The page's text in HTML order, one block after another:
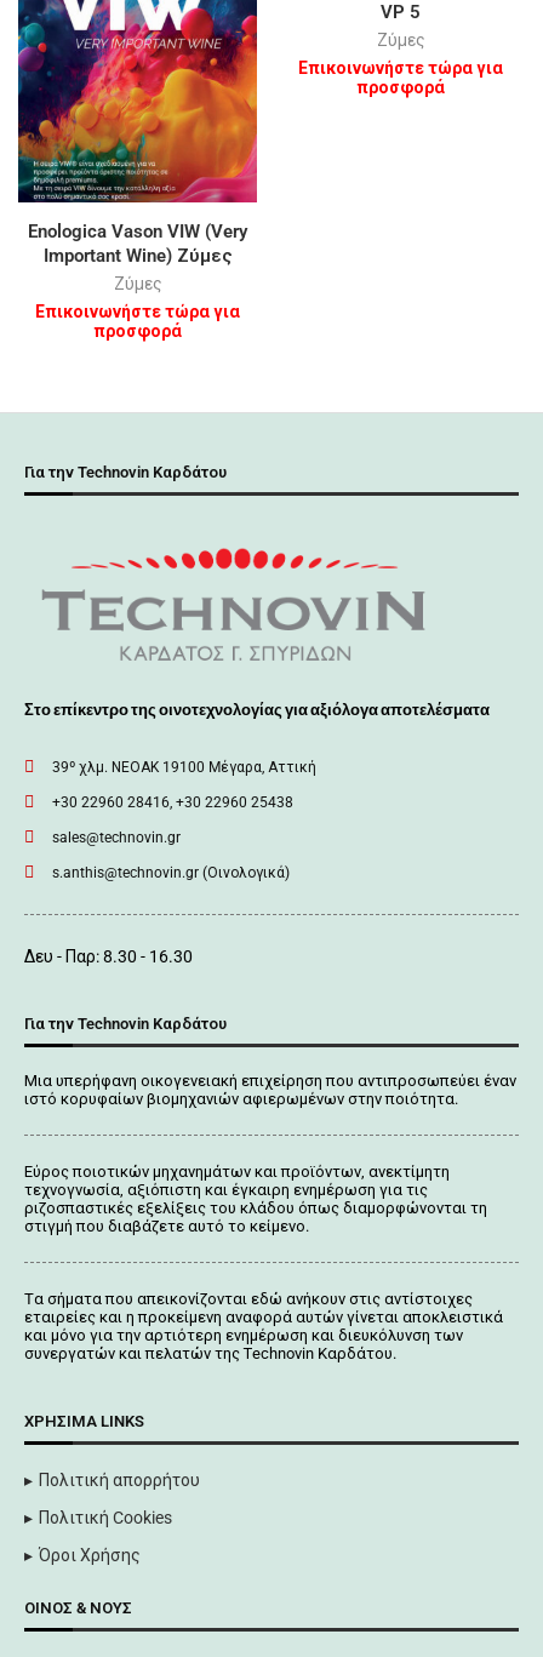
Enologica Vason VIW (Very
Important Wine) Ζύμες
Ζύμες
Επικοινωνήστε τώρα για
προσφορά
VP 5
Ζύμες
Επικοινωνήστε τώρα για
προσφορά
Για την Technovin Καρδάτου
Στο επίκεντρο της οινοτεχνολογίας για αξιόλογα αποτελέσματα
39º χλμ. ΝΕΟΑΚ 19100 Mέγαρα, Αττική
+30 22960 28416, +30 22960 25438
sales@technovin.gr
s.anthis@technovin.gr (Οινολογικά)
Δευ - Παρ: 8.30 - 16.30
Για την Technovin Καρδάτου
Μια υπερήφανη οικογενειακή επιχείρηση που αντιπροσωπεύει έναν
ιστό κορυφαίων βιομηχανιών αφιερωμένων στην ποιότητα.
Εύρος ποιοτικών μηχανημάτων και προϊόντων, ανεκτίμητη
τεχνογνωσία, αξιόπιστη και έγκαιρη ενημέρωση για τις
ριζοσπαστικές εξελίξεις του κλάδου όπως διαμορφώνονται τη
στιγμή που διαβάζετε αυτό το κείμενο.
Tα σήματα που απεικονίζονται εδώ ανήκουν στις αντίστοιχες
εταιρείες και η προκείμενη αναφορά αυτών γίνεται αποκλειστικά
και μόνο για την αρτιότερη ενημέρωση και διευκόλυνση των
συνεργατών και πελατών της Τechnovin Kαρδάτου.
ΧΡΉΣΙΜΑ LINKS
Πολιτική απορρήτου
Πολιτική Cookies
Όροι Χρήσης
ΟΊΝΟΣ & ΝΟΥΣ